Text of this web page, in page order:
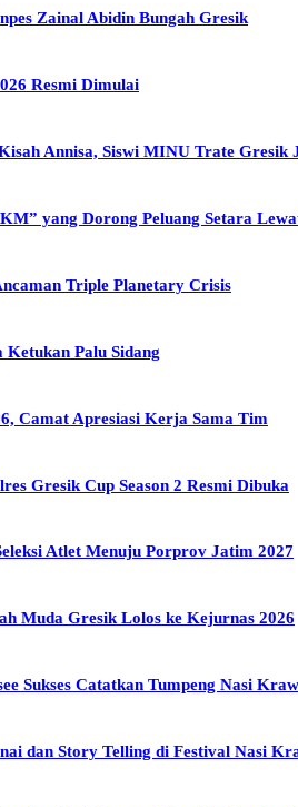
Zainal Abidin Bungah Gresik
Resmi Dimulai
Annisa, Siswi MINU Trate Gresik
yang Dorong Peluang Setara
Triple Planetary Crisis
Palu Sidang
Camat Apresiasi Kerja Sama Tim
Gresik Cup Season 2 Resmi Dibuka
Atlet Menuju Porprov Jatim 2027
Muda Gresik Lolos ke Kejurnas 2026
Sukses Catatkan Tumpeng Nasi
dan Story Telling di Festival Nasi